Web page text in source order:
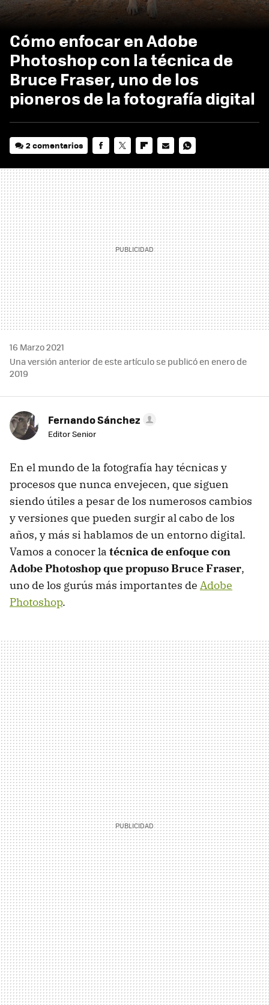
Cómo enfocar en Adobe
Photoshop con la técnica de
Bruce Fraser, uno de los
pioneros de la fotografía digital
2 comentarios
MAIL
16 Marzo 2021
Una versión anterior de este artículo se publicó en enero de
2019
Fernando Sánchez
Editor Senior
En el mundo de la fotografía hay técnicas y
procesos que nunca envejecen, que siguen
siendo útiles a pesar de los numerosos cambios
y versiones que pueden surgir al cabo de los
años, y más si hablamos de un entorno digital.
Vamos a conocer la técnica de enfoque con
Adobe Photoshop que propuso Bruce Fraser,
uno de los gurús más importantes de Adobe
Photoshop.